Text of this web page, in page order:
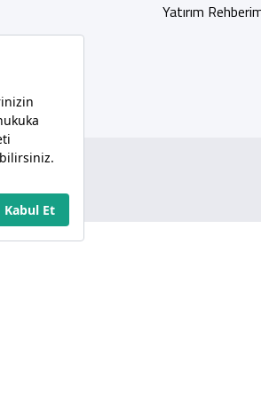
Yatırım